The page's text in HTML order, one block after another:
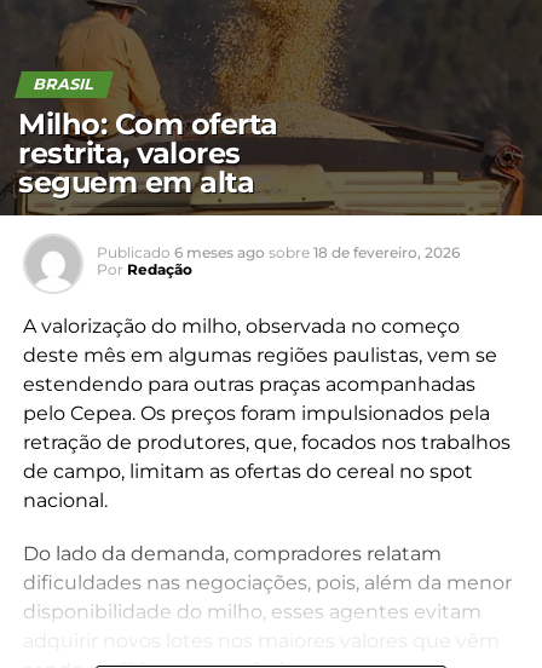
BRASIL
Milho: Com oferta
restrita, valores
seguem em alta
Publicado 6 meses ago sobre 18 de fevereiro, 2026
Por Redação
A valorização do milho, observada no começo
deste mês em algumas regiões paulistas, vem se
estendendo para outras praças acompanhadas
pelo Cepea. Os preços foram impulsionados pela
retração de produtores, que, focados nos trabalhos
de campo, limitam as ofertas do cereal no spot
nacional.
Do lado da demanda, compradores relatam
dificuldades nas negociações, pois, além da menor
disponibilidade do milho, esses agentes evitam